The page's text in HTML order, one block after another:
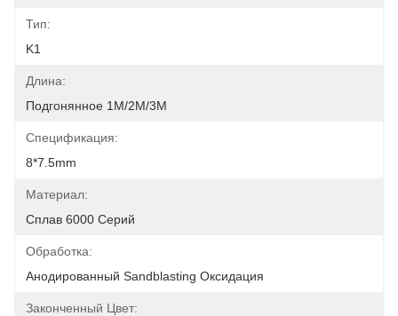
Тип:
K1
Длина:
Подгонянное 1M/2M/3M
Спецификация:
8*7.5mm
Материал:
Сплав 6000 Серий
Обработка:
Анодированный Sandblasting Оксидация
Законченный Цвет: